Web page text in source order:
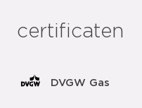
certificaten
DVGW Gas